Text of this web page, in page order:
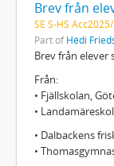
Brev från
SE S-HS
Part ofHédi
Brev från elever
Från:
• Fjällskolan,
•
• Dalbackens
•